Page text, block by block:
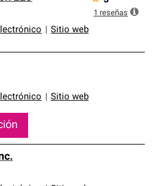
Sitio web
1 reseñas
Sitio web